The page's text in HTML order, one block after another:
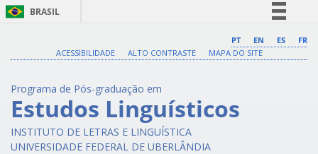
BRASIL
Comunica BR
Acesso à informação
Legislação
PT EN ES
FR
ACESSIBILIDADE
ALTO CONTRASTE MAPA DO SITE
Programa de Pós-graduação em
Estudos Linguísticos
INSTITUTO DE LETRAS E LINGUÍSTICA
UNIVERSIDADE FEDERAL DE UBERLÂNDIA